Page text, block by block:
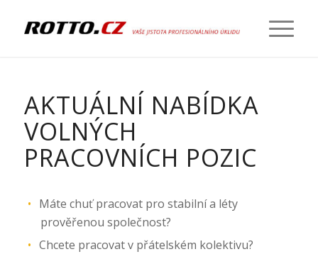
AKTUÁLNÍ NABÍDKA
VOLNÝCH
PRACOVNÍCH POZIC
Máte chuť pracovat pro stabilní a léty
prověřenou společnost?
Chcete pracovat v přátelském kolektivu?